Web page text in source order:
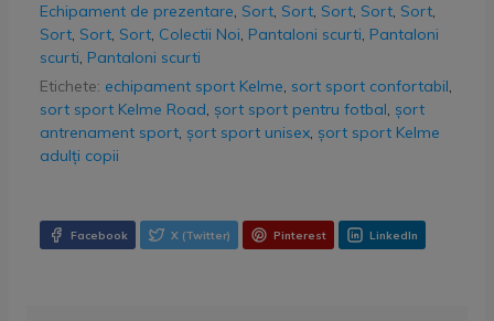
Echipament de prezentare, Sort, Sort, Sort, Sort, Sort,
Sort, Sort, Sort, Colectii Noi, Pantaloni scurti, Pantaloni
scurti, Pantaloni scurti
Etichete: echipament sport Kelme, sort sport confortabil,
sort sport Kelme Road, șort sport pentru fotbal, șort
antrenament sport, șort sport unisex, șort sport Kelme
adulți copii
Facebook X (Twitter) Pinterest LinkedIn